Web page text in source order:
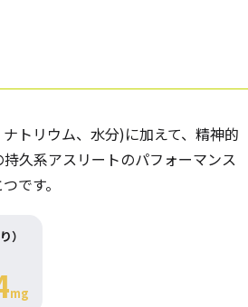
トリウム、水分)に加えて、精神的
久系アスリートのパフォーマンス
です。
）
mg